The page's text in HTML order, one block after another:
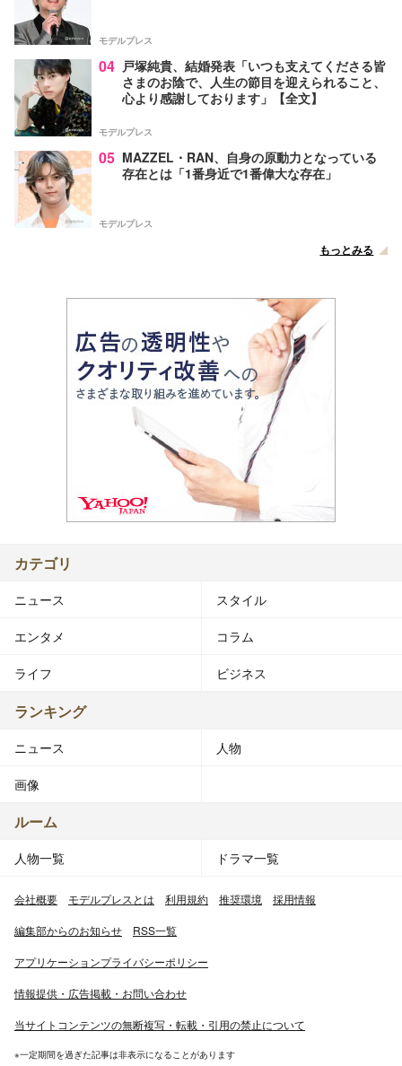
モデルプレス
04 戸塚純貴、結婚発表「いつも支えてくださる皆
さまのお陰で、人生の節目を迎えられること、
心より感謝しております」【全文】
モデルプレス
05 MAZZEL・RAN、自身の原動力となっている
存在とは「1番身近で1番偉大な存在」
モデルプレス
もっとみる
カテゴリ
ニュース スタイル
エンタメ コラム
ライフ ビジネス
ランキング
ニュース 人物
画像
ルーム
人物一覧 ドラマ一覧
会社概要 モデルプレスとは 利用規約 推奨環境 採用情報
編集部からのお知らせ RSS一覧
アプリケーションプライバシーポリシー
情報提供・広告掲載・お問い合わせ
当サイトコンテンツの無断複写・転載・引用の禁止について
※一定期間を過ぎた記事は非表示になることがあります